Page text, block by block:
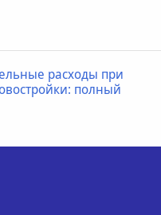
расходы при
полный